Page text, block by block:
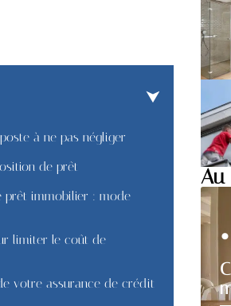
à ne pas négliger
de prêt
prêt immobilier : mode
limiter le coût de
votre assurance de crédit
Au